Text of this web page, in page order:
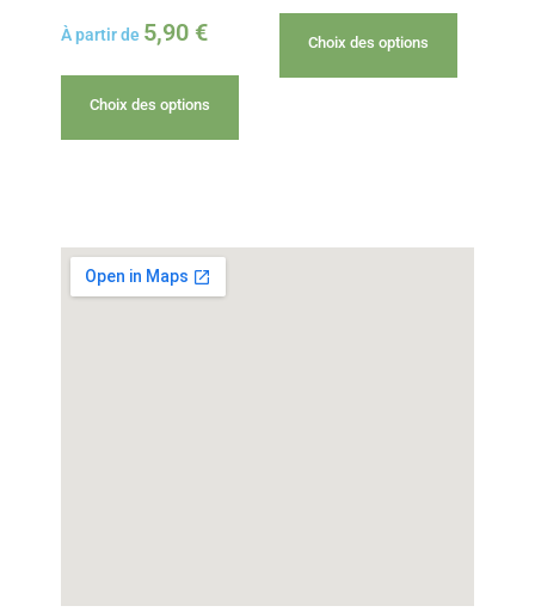
À partir de 5,90 €
Choix des options
Choix des options